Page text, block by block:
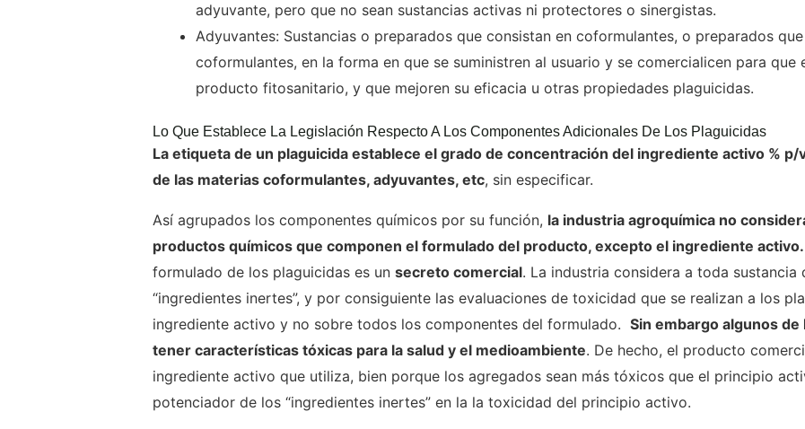
adyuvante, pero que no sean sustancias activas ni protectores o sinergistas.
Adyuvantes: Sustancias o preparados que consistan en coformulantes, o preparados
coformulantes, en la forma en que se suministren al usuario y se comercialicen para que
producto fitosanitario, y que mejoren su eficacia u otras propiedades plaguicidas.
Lo Que Establece La Legislación Respecto A Los Componentes Adicionales De Los Plaguicidas
La etiqueta de un plaguicida establece el grado de concentración del ingrediente activo %
de las materias coformulantes, adyuvantes, etc, sin especificar.
Así agrupados los componentes químicos por su función, la industria agroquímica no
productos químicos que componen el formulado del producto, excepto el ingrediente activo.
formulado de los plaguicidas es un secreto comercial. La industria considera a toda
“ingredientes inertes”, y por consiguiente las evaluaciones de toxicidad que se realizan a los
ingrediente activo y no sobre todos los componentes del formulado. Sin embargo algunos
tener características tóxicas para la salud y el medioambiente. De hecho, el producto
ingrediente activo que utiliza, bien porque los agregados sean más tóxicos que el principio
potenciador de los “ingredientes inertes” en la la toxicidad del principio activo.